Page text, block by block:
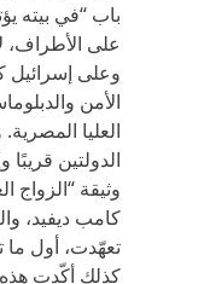
باب “في بيته
على الأطراف،
وعلى
الأمن
العليا
الدولتين
وثيقة “الزواج
كامب ديفيد،
تعهّدت، أول ما
كذلك أكّدت